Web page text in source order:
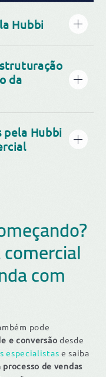
Hubbi
da
pela Hubbi
com
pode
e conversão desde
especialistas e saiba
processo de vendas